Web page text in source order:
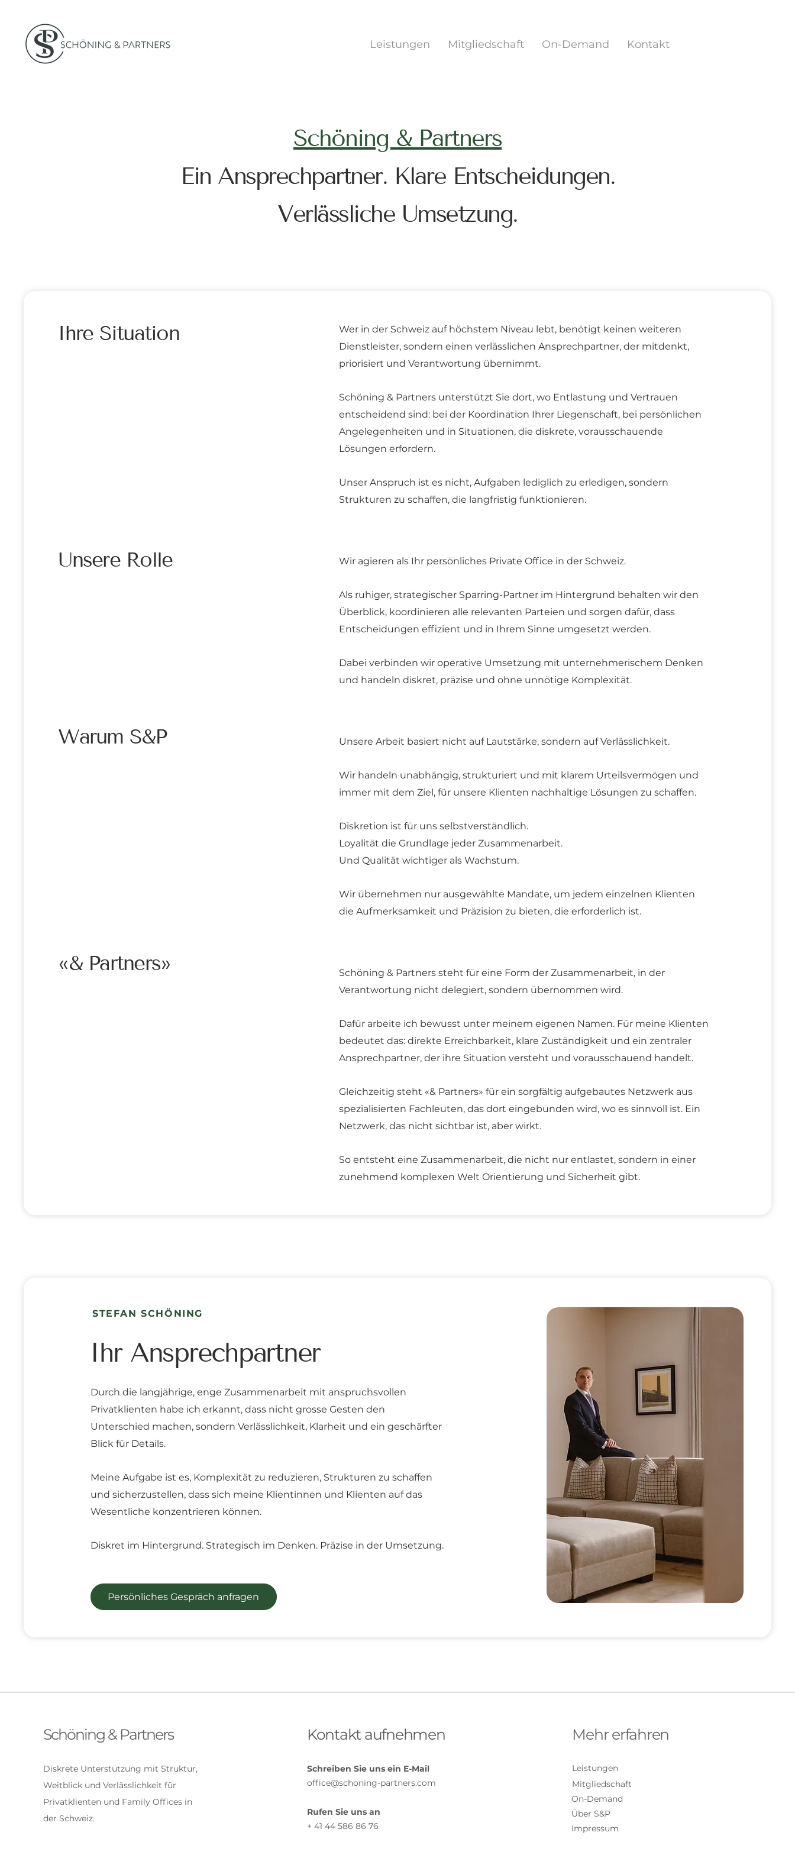
Leistungen Mitgliedschaft On-Demand Kontakt
Schöning & Partners
Ein Ansprechpartner. Klare Entscheidungen.
Verlässliche Umsetzung.
Ihre Situation
Unsere Rolle
Warum S&P
«& Partners»
Wer in der Schweiz auf höchstem Niveau lebt, benötigt keinen weiteren
Dienstleister, sondern einen verlässlichen Ansprechpartner, der mitdenkt,
priorisiert und Verantwortung übernimmt.
Schöning & Partners unterstützt Sie dort, wo Entlastung und Vertrauen
entscheidend sind: bei der Koordination Ihrer Liegenschaft, bei persönlichen
Angelegenheiten und in Situationen, die diskrete, vorausschauende
Lösungen erfordern.
Unser Anspruch ist es nicht, Aufgaben lediglich zu erledigen, sondern
Strukturen zu schaffen, die langfristig funktionieren.
Wir agieren als Ihr persönliches Private Office in der Schweiz.
Als ruhiger, strategischer Sparring-Partner im Hintergrund behalten wir den
Überblick, koordinieren alle relevanten Parteien und sorgen dafür, dass
Entscheidungen effizient und in Ihrem Sinne umgesetzt werden.
Dabei verbinden wir operative Umsetzung mit unternehmerischem Denken
und handeln diskret, präzise und ohne unnötige Komplexität.
Unsere Arbeit basiert nicht auf Lautstärke, sondern auf Verlässlichkeit.
Wir handeln unabhängig, strukturiert und mit klarem Urteilsvermögen und
immer mit dem Ziel, für unsere Klienten nachhaltige Lösungen zu schaffen.
Diskretion ist für uns selbstverständlich.
Loyalität die Grundlage jeder Zusammenarbeit.
Und Qualität wichtiger als Wachstum.
Wir übernehmen nur ausgewählte Mandate, um jedem einzelnen Klienten
die Aufmerksamkeit und Präzision zu bieten, die erforderlich ist.
Schöning & Partners steht für eine Form der Zusammenarbeit, in der
Verantwortung nicht delegiert, sondern übernommen wird.
Dafür arbeite ich bewusst unter meinem eigenen Namen. Für meine Klienten
bedeutet das: direkte Erreichbarkeit, klare Zuständigkeit und ein zentraler
Ansprechpartner, der ihre Situation versteht und vorausschauend handelt.
Gleichzeitig steht «& Partners» für ein sorgfältig aufgebautes Netzwerk aus
spezialisierten Fachleuten, das dort eingebunden wird, wo es sinnvoll ist. Ein
Netzwerk, das nicht sichtbar ist, aber wirkt.
So entsteht eine Zusammenarbeit, die nicht nur entlastet, sondern in einer
zunehmend komplexen Welt Orientierung und Sicherheit gibt.
STEFAN SCHÖNING
Ihr Ansprechpartner
Durch die langjährige, enge Zusammenarbeit mit anspruchsvollen
Privatklienten habe ich erkannt, dass nicht grosse Gesten den
Unterschied machen, sondern Verlässlichkeit, Klarheit und ein geschärfter
Blick für Details.
Meine Aufgabe ist es, Komplexität zu reduzieren, Strukturen zu schaffen
und sicherzustellen, dass sich meine Klientinnen und Klienten auf das
Wesentliche konzentrieren können.
Diskret im Hintergrund. Strategisch im Denken. Präzise in der Umsetzung.
Persönliches Gespräch anfragen
Schöning & Partners
Diskrete Unterstützung mit Struktur,
Weitblick und Verlässlichkeit für
Privatklienten und Family Offices in
der Schweiz.
Kontakt aufnehmen
Schreiben Sie uns ein E-Mail
office@schoning-partners.com
Rufen Sie uns an
+ 41 44 586 86 76​
Mehr erfahren
Leistungen
Mitgliedschaft
On-Demand
Über S&P
Impressum